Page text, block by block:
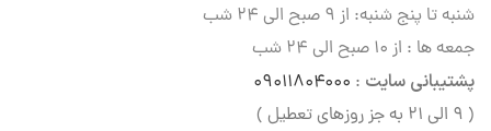
شنبه تا پنج شنبه: از ۹ صبح الی
۲۴ شب
جمعه ها : از ۱۰ صبح الی ۲۴ شب
پشتیبانی سایت : ۰۹۰۱۱۸۰۴۰۰۰
( ۹ الی ۲۱ به جز روزهای تعطیل )